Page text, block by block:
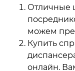
Отличные
можем
Купить
онлайн.